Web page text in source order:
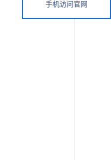
手机访问官网